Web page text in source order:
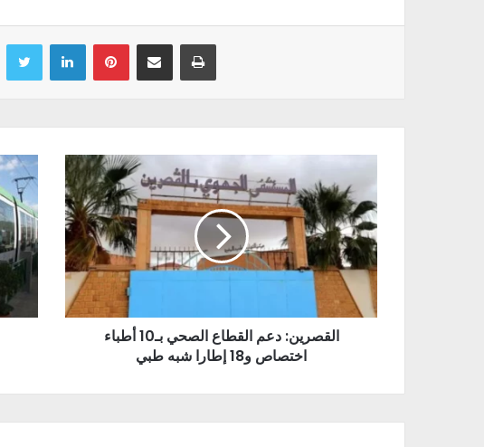
Twitter Linkedin Pinterest Partager par email Imprimer
القصرين: دعم القطاع الصحي بـ10 أطباء
اختصاص و18 إطارا شبه طبي